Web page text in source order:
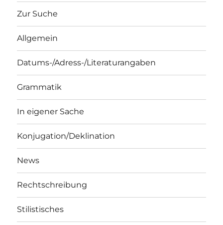
Zur Suche
Allgemein
Datums-/Adress-/Literaturangaben
Grammatik
In eigener Sache
Konjugation/Deklination
News
Rechtschreibung
Stilistisches